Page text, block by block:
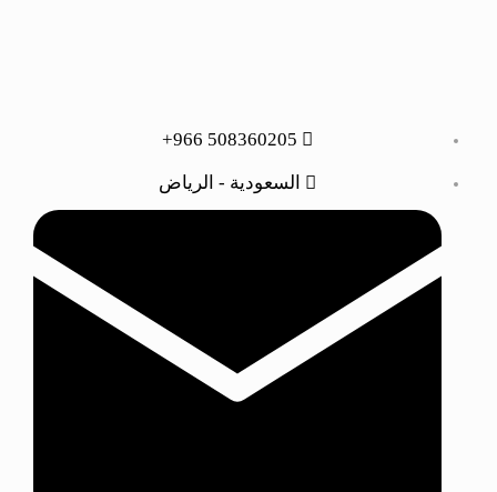
508360205 966+
السعودية - الرياض